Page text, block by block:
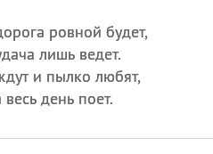
ровной будет,
лишь ведет.
и пылко любят,
день поет.